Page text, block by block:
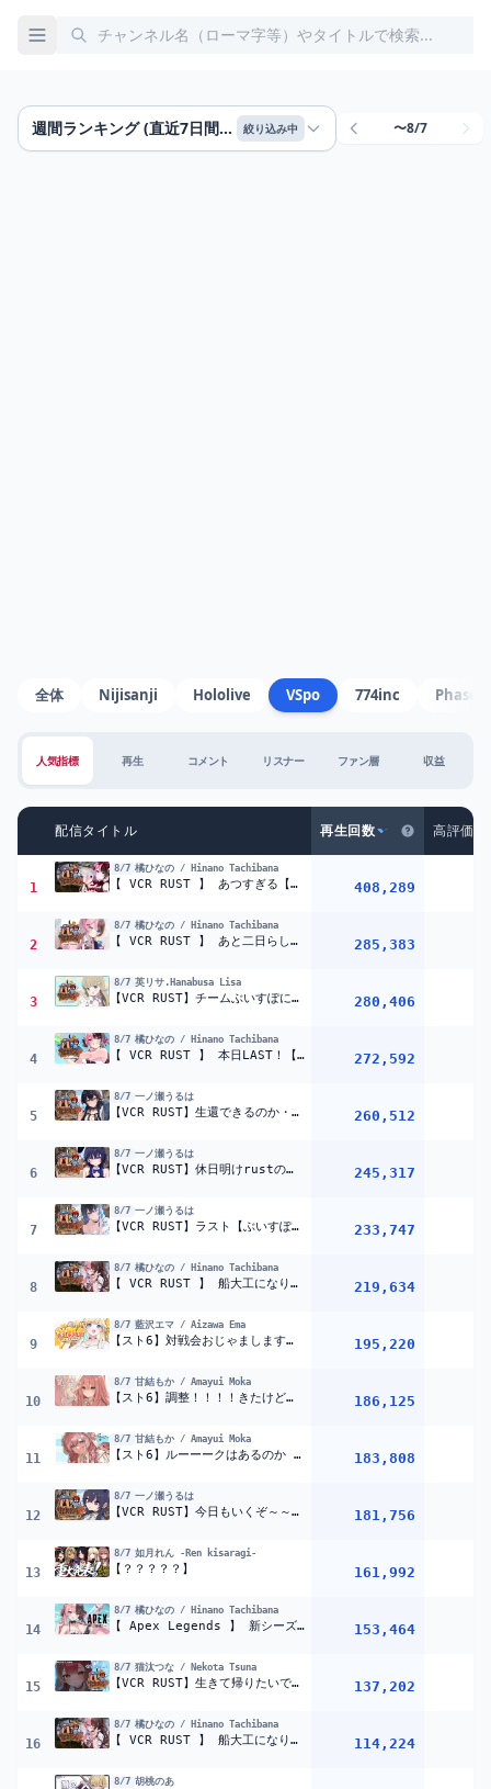
週間ランキング (直近7日間) / 動画ごと
絞り込み中 〜8/7
全体 Nijisanji Hololive VSpo 774inc Phase
人気指標 再生 コメント リスナー ファン層 収益
配信タイトル 再生回数 高評価数
1
8/7 橘ひなの / Hinano Tachibana
【 VCR RUST 】 あつすぎる【ぶいすぽっ！/橘ひなの】 408,289
2
8/7 橘ひなの / Hinano Tachibana
【 VCR RUST 】 あと二日らしいぞ！【ぶいすぽっ！/橘ひなの】 285,383
3
8/7 英リサ.Hanabusa Lisa
【VCR RUST】チームぶいすぽにお邪魔します！【ぶいすぽっ！/英リサ】 280,406
4
8/7 橘ひなの / Hinano Tachibana
【 VCR RUST 】 本日LAST！【ぶいすぽっ！/橘ひなの】 272,592
5
8/7 一ノ瀬うるは
【VCR RUST】生還できるのか・・・・！？【ぶいすぽ/一ノ瀬うるは】 260,512
6
8/7 一ノ瀬うるは
【VCR RUST】休日明けrustの様子【ぶいすぽ/一ノ瀬うるは】 245,317
7
8/7 一ノ瀬うるは
【VCR RUST】ラスト【ぶいすぽ/一ノ瀬うるは】 233,747
8
8/7 橘ひなの / Hinano Tachibana
【 VCR RUST 】 船大工になります2【ぶいすぽっ！/橘ひなの】 219,634
9
8/7 藍沢エマ / Aizawa Ema
【スト6】対戦会おじゃまします緊張です【ぶいすぽっ！/ 藍沢エマ】 195,220
10
8/7 甘結もか / Amayui Moka
【スト6】調整！！！！きたけど！！！！！【 ぶいすぽっ！甘結もか 】 186,125
11
8/7 甘結もか / Amayui Moka
【スト6】ルーーークはあるのか 我々は調査に向かった(1人)ルーク詳しい人いたら助かる【 ぶいすぽっ!甘結もか 】 183,808
12
8/7 一ノ瀬うるは
【VCR RUST】今日もいくぞ～～～【ぶいすぽ/一ノ瀬うるは】 181,756
13
8/7 如月れん -Ren kisaragi-
【？？？？？】 161,992
14
8/7 橘ひなの / Hinano Tachibana
【 Apex Legends 】 新シーズンやりますか w/ボド、でゅーく【ぶいすぽっ！/橘ひなの】 153,464
15
8/7 猫汰つな / Nekota Tsuna
【VCR RUST】生きて帰りたいです【ぶいすぽ / 猫汰つな】 137,202
16
8/7 橘ひなの / Hinano Tachibana
【 VCR RUST 】 船大工になります【ぶいすぽっ！/橘ひなの】 114,224
8/7 胡桃のあ